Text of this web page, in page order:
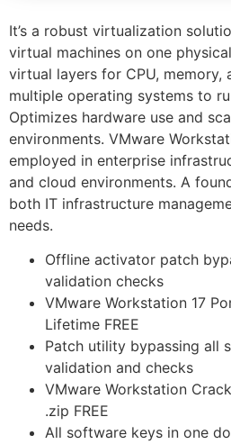
It’s a robust virtualization
virtual machines on one
virtual layers for CPU, memory,
multiple operating systems to
Optimizes hardware use and
environments. VMware
employed in enterprise
and cloud environments. A
both IT infrastructure
needs.
Offline activator patch
validation checks
VMware Workstation 17
Lifetime FREE
Patch utility bypassing all
validation and checks
VMware Workstation
.zip FREE
All software keys in one